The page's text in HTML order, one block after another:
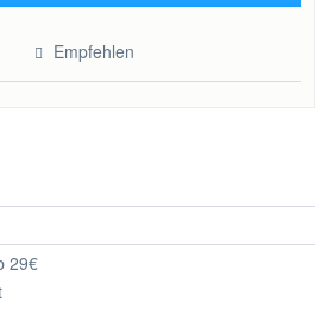
Empfehlen
29€